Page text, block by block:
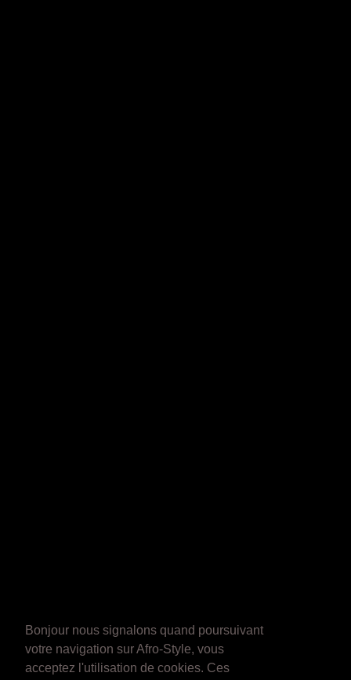
Bonjour nous signalons quand poursuivant
votre navigation sur Afro-Style, vous
acceptez l'utilisation de cookies. Ces